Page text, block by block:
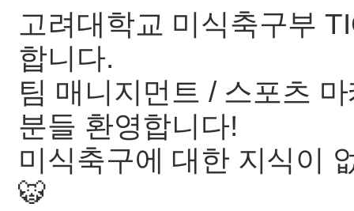
고려대학교 미식축구부
합니다.
팀 매니지먼트 / 스포츠
분들 환영합니다!
미식축구에 대한 지식이
🐯